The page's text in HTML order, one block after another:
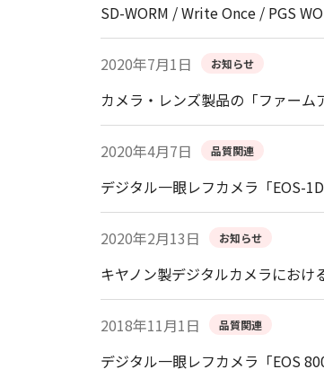
SD-WORM / Write Once / PGS
2020年7月1日 お知らせ
カメラ・レンズ製品の「ファー
2020年4月7日 品質関連
デジタル一眼レフカメラ「EOS-
2020年2月13日 お知らせ
キヤノン製デジタルカメラにお
2018年11月1日 品質関連
デジタル一眼レフカメラ「EOS